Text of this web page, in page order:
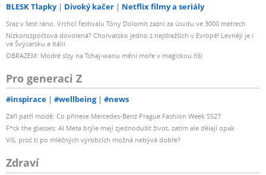
BLESK Tlapky Divoký kačer Netflix filmy a seriály
Sraz v šest ráno. Vrchol festivalu Tóny Dolomit zazní za úsvitu ve 3000 metrech
Nízkorozpočtová dovolená? Chorvatsko jedno z nejdražších v Evropě! Levněji je i
ve Švýcarsku a Itálii
OBRAZEM: Modré slzy na Tchaj-wanu mění moře v magickou říši
Pro generaci Z
#inspirace #wellbeing #news
Září patří módě: Co přinese Mercedes-Benz Prague Fashion Week SS27
F*ck the glasses: AI Meta brýle mají zjednodušit život, zatím ale dělají opak
Víš, proč ti po mléčných výrobcích možná nebývá dobře?
Zdraví